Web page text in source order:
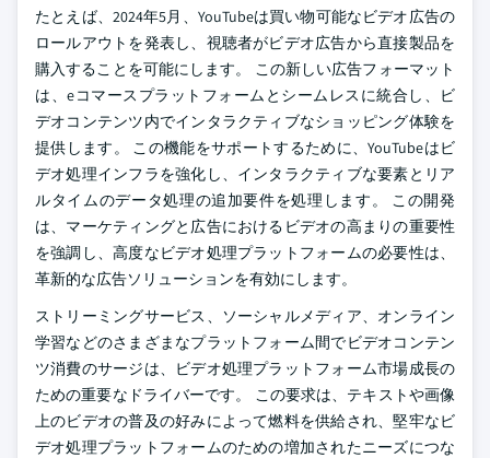
たとえば、2024年5月、YouTubeは買い物可能なビデオ広告の
ロールアウトを発表し、視聴者がビデオ広告から直接製品を
購入することを可能にします。 この新しい広告フォーマット
は、eコマースプラットフォームとシームレスに統合し、ビ
デオコンテンツ内でインタラクティブなショッピング体験を
提供します。 この機能をサポートするために、YouTubeはビ
デオ処理インフラを強化し、インタラクティブな要素とリア
ルタイムのデータ処理の追加要件を処理します。 この開発
は、マーケティングと広告におけるビデオの高まりの重要性
を強調し、高度なビデオ処理プラットフォームの必要性は、
革新的な広告ソリューションを有効にします。
ストリーミングサービス、ソーシャルメディア、オンライン
学習などのさまざまなプラットフォーム間でビデオコンテン
ツ消費のサージは、ビデオ処理プラットフォーム市場成長の
ための重要なドライバーです。 この要求は、テキストや画像
上のビデオの普及の好みによって燃料を供給され、堅牢なビ
デオ処理プラットフォームのための増加されたニーズにつな